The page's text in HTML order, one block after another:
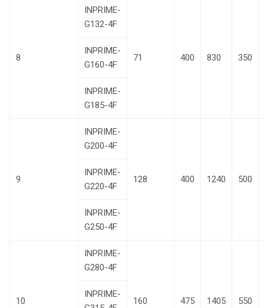
8
INPRIME-
G132-4F
71 400 830 350
INPRIME-
G160-4F
INPRIME-
G185-4F
9
INPRIME-
G200-4F
128 400 1240 500
INPRIME-
G220-4F
INPRIME-
G250-4F
10
INPRIME-
G280-4F
160 475 1405 550
INPRIME-